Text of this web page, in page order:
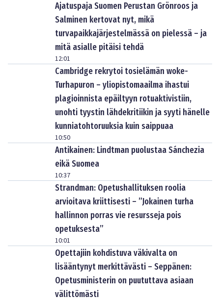
Ajatuspaja Suomen Perustan Grönroos ja
Salminen kertovat nyt, mikä
turvapaikkajärjestelmässä on pielessä – ja
mitä asialle pitäisi tehdä
12:01
Cambridge rekrytoi tosielämän woke-
Turhapuron – yliopistomaailma ihastui
plagioinnista epäiltyyn rotuaktivistiin,
unohti tyystin lähdekritiikin ja syyti hänelle
kunniatohtoruuksia kuin saippuaa
10:50
Antikainen: Lindtman puolustaa Sánchezia
eikä Suomea
10:37
Strandman: Opetushallituksen roolia
arvioitava kriittisesti – ”Jokainen turha
hallinnon porras vie resursseja pois
opetuksesta”
10:01
Opettajiin kohdistuva väkivalta on
lisääntynyt merkittävästi – Seppänen:
Opetusministerin on puututtava asiaan
välittömästi